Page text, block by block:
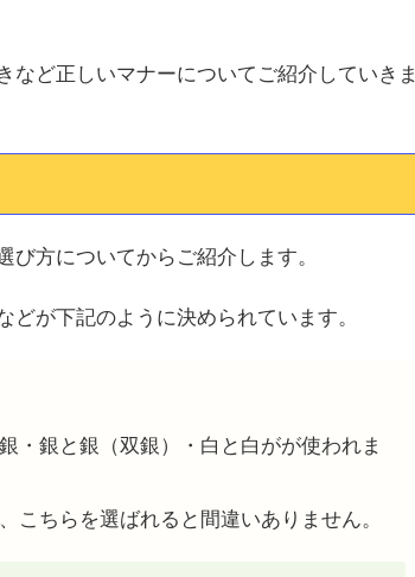
ど正しいマナーについてご紹介していきま
方についてからご紹介します。
が下記のように決められています。
・銀と銀（双銀）・白と白がが使われま
ちらを選ばれると間違いありません。